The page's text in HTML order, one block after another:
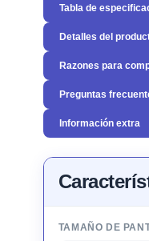
Tabla de
Detalles del
Razones para
Preguntas
Información extra
TAMAÑO DE